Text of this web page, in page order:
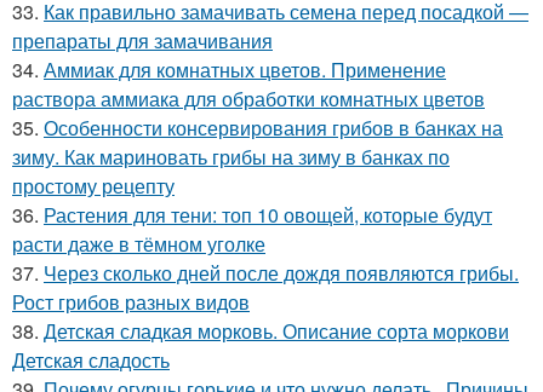
33. Как правильно замачивать семена перед посадкой —
препараты для замачивания
34. Аммиак для комнатных цветов. Применение
раствора аммиака для обработки комнатных цветов
35. Особенности консервирования грибов в банках на
зиму. Как мариновать грибы на зиму в банках по
простому рецепту
36. Растения для тени: топ 10 овощей, которые будут
расти даже в тёмном уголке
37. Через сколько дней после дождя появляются грибы.
Рост грибов разных видов
38. Детская сладкая морковь. Описание сорта моркови
Детская сладость